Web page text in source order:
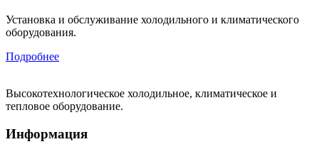
Установка и обслуживание холодильного и климатического
оборудования.
Подробнее
Высокотехнологическое холодильное, климатическое и
тепловое оборудование.
Информация